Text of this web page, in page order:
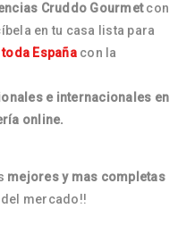
Cruddo Gourmetcon
en tu casa lista para
Españacon la
e internacionales en
online.
mejores y mas completas
mercado!!